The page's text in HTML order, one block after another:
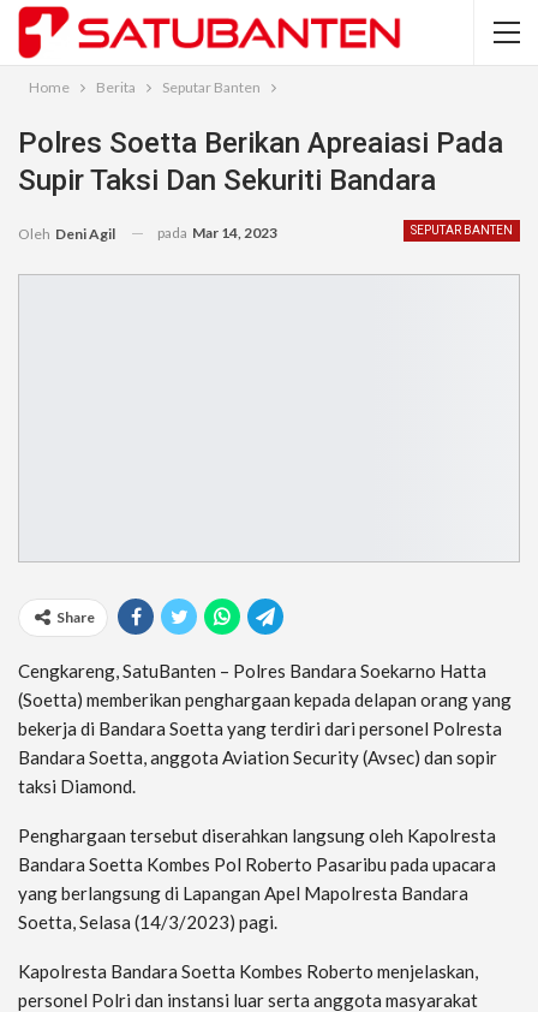
Home Berita Seputar Banten
Polres Soetta Berikan Apreaiasi Pada
Supir Taksi Dan Sekuriti Bandara
SEPUTAR BANTEN
Oleh Deni Agil pada Mar 14, 2023
Share
Cengkareng, SatuBanten – Polres Bandara Soekarno Hatta
(Soetta) memberikan penghargaan kepada delapan orang yang
bekerja di Bandara Soetta yang terdiri dari personel Polresta
Bandara Soetta, anggota Aviation Security (Avsec) dan sopir
taksi Diamond.
Penghargaan tersebut diserahkan langsung oleh Kapolresta
Bandara Soetta Kombes Pol Roberto Pasaribu pada upacara
yang berlangsung di Lapangan Apel Mapolresta Bandara
Soetta, Selasa (14/3/2023) pagi.
Kapolresta Bandara Soetta Kombes Roberto menjelaskan,
personel Polri dan instansi luar serta anggota masyarakat